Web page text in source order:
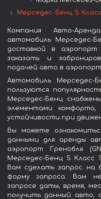
Мерседес-Бенц S Класс
Компания Авто-
автомобиль Мерседес-
доставкой в аэропорт
заказать и
подачей авто в
Автомобиль Мерседес-
пользуются
Мерседес-Бенц
элементами
устойчивости при
Вы можете
данными для аренды
аэропорт Гренобля
Мерседес-Бенц S Класс
Вам сделать запрос на
форму запроса. Вам
запросе даты, время,
получить данный авто,